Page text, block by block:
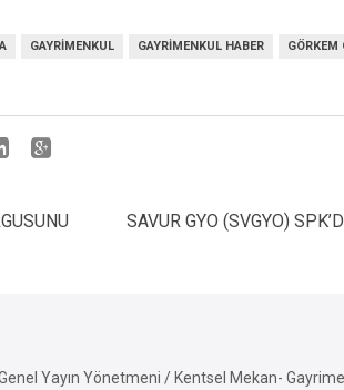
GAYRIMENKUL GAYRIMENKUL HABER GÖRKEM
SAVUR GYO (SVGYO)
Yayın Yönetmeni / Kentsel Mekan-